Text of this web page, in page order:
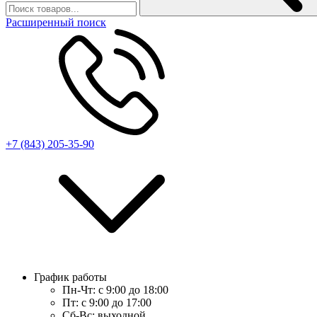
Расширенный поиск
+7 (843) 205-35-90
График работы
Пн-Чт: с 9:00 до 18:00
Пт: с 9:00 до 17:00